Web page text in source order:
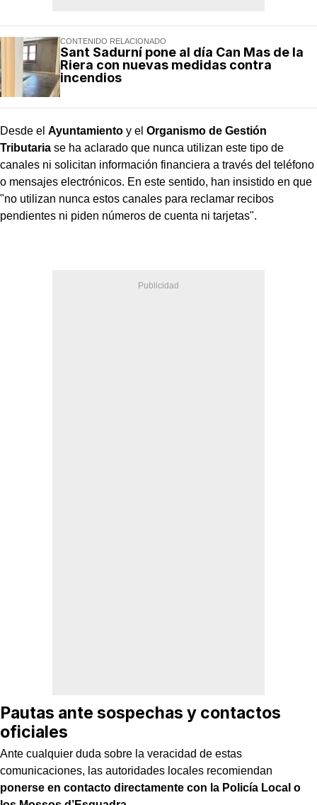
CONTENIDO RELACIONADO
Sant Sadurní pone al día Can Mas de la
Riera con nuevas medidas contra
incendios
Desde el Ayuntamiento y el Organismo de Gestión
Tributaria se ha aclarado que nunca utilizan este tipo de
canales ni solicitan información financiera a través del teléfono
o mensajes electrónicos. En este sentido, han insistido en que
"no utilizan nunca estos canales para reclamar recibos
pendientes ni piden números de cuenta ni tarjetas".
Pautas ante sospechas y contactos
oficiales
Ante cualquier duda sobre la veracidad de estas
comunicaciones, las autoridades locales recomiendan
ponerse en contacto directamente con la Policía Local o